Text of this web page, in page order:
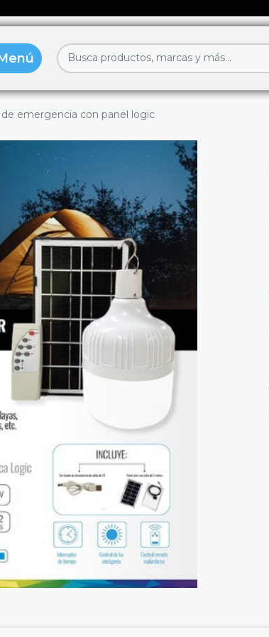
emergencia con panel logic